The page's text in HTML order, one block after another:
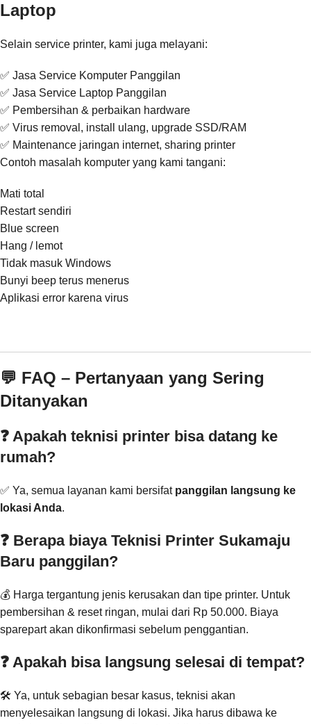
Laptop
Selain service printer, kami juga melayani:
✅ Jasa Service Komputer Panggilan
✅ Jasa Service Laptop Panggilan
✅ Pembersihan & perbaikan hardware
✅ Virus removal, install ulang, upgrade SSD/RAM
✅ Maintenance jaringan internet, sharing printer
Contoh masalah komputer yang kami tangani:
Mati total
Restart sendiri
Blue screen
Hang / lemot
Tidak masuk Windows
Bunyi beep terus menerus
Aplikasi error karena virus
💬 FAQ – Pertanyaan yang Sering
Ditanyakan
❓ Apakah teknisi printer bisa datang ke
rumah?
✅ Ya, semua layanan kami bersifat panggilan langsung ke
lokasi Anda.
❓ Berapa biaya Teknisi Printer Sukamaju
Baru panggilan?
💰 Harga tergantung jenis kerusakan dan tipe printer. Untuk
pembersihan & reset ringan, mulai dari Rp 50.000. Biaya
sparepart akan dikonfirmasi sebelum penggantian.
❓ Apakah bisa langsung selesai di tempat?
🛠️ Ya, untuk sebagian besar kasus, teknisi akan
menyelesaikan langsung di lokasi. Jika harus dibawa ke